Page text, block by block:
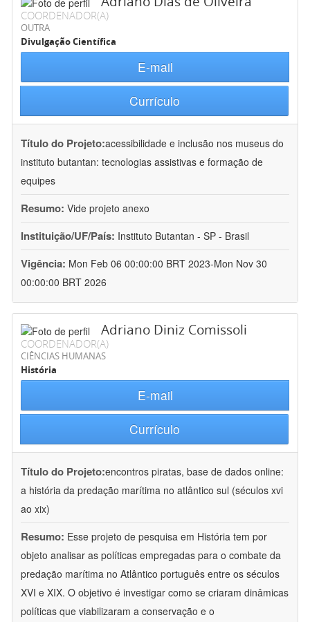
COORDENADOR(A)
OUTRA
Divulgação Científica
E-mail
Currículo
Título do Projeto:acessibilidade e inclusão nos museus do
instituto butantan: tecnologias assistivas e formação de
equipes
Resumo: Vide projeto anexo
Instituição/UF/País: Instituto Butantan - SP - Brasil
Vigência: Mon Feb 06 00:00:00 BRT 2023-Mon Nov 30
00:00:00 BRT 2026
Adriano Diniz Comissoli
COORDENADOR(A)
CIÊNCIAS HUMANAS
História
E-mail
Currículo
Título do Projeto:encontros piratas, base de dados online:
a história da predação marítima no atlântico sul (séculos xvi
ao xix)
Resumo: Esse projeto de pesquisa em História tem por
objeto analisar as políticas empregadas para o combate da
predação marítima no Atlântico português entre os séculos
XVI e XIX. O objetivo é investigar como se criaram dinâmicas
políticas que viabilizaram a conservação e o